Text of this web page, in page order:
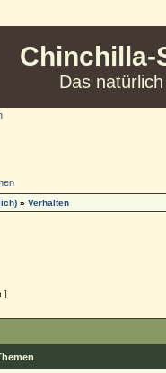
Chinchilla-
Das
»Verhalten
]